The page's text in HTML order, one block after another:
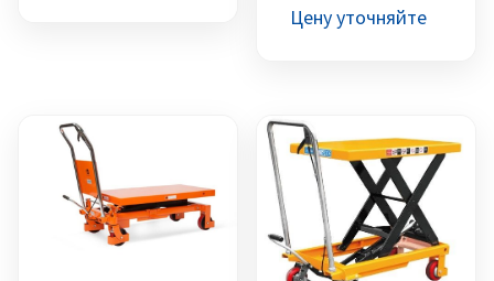
Цену уточняйте